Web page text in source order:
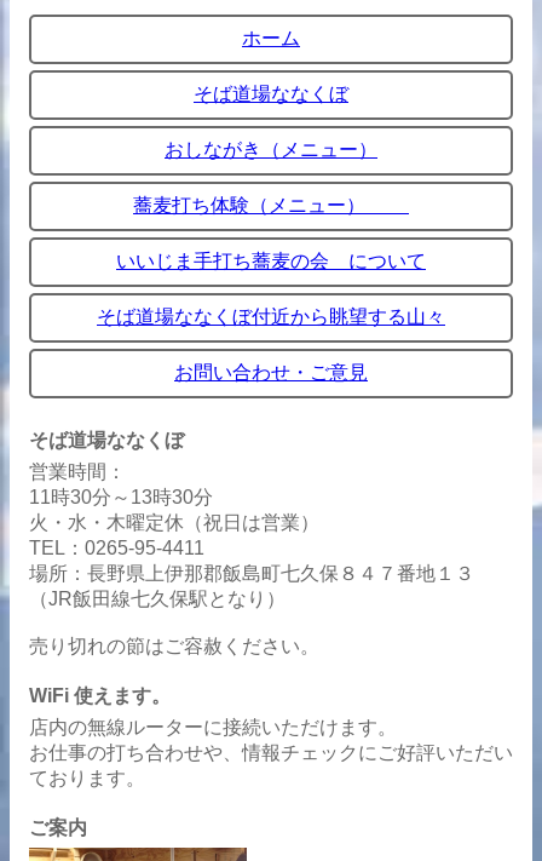
ホーム
そば道場ななくぼ
おしながき（メニュー）
蕎麦打ち体験（メニュー）
いいじま手打ち蕎麦の会 について
そば道場ななくぼ付近から眺望する山々
お問い合わせ・ご意見
そば道場ななくぼ
営業時間：
11時30分～13時30分
火・水・木曜定休（祝日は営業）
TEL：0265-95-4411
場所：長野県上伊那郡飯島町七久保８４７番地１３
（JR飯田線七久保駅となり）
売り切れの節はご容赦ください。
WiFi 使えます。
店内の無線ルーターに接続いただけます。
お仕事の打ち合わせや、情報チェックにご好評いただい
ております。
ご案内